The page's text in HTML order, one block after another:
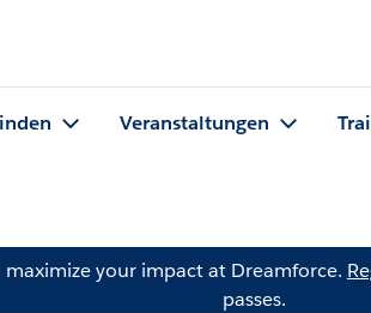
Veranstaltungen
your impact at Dreamforce.
passes.